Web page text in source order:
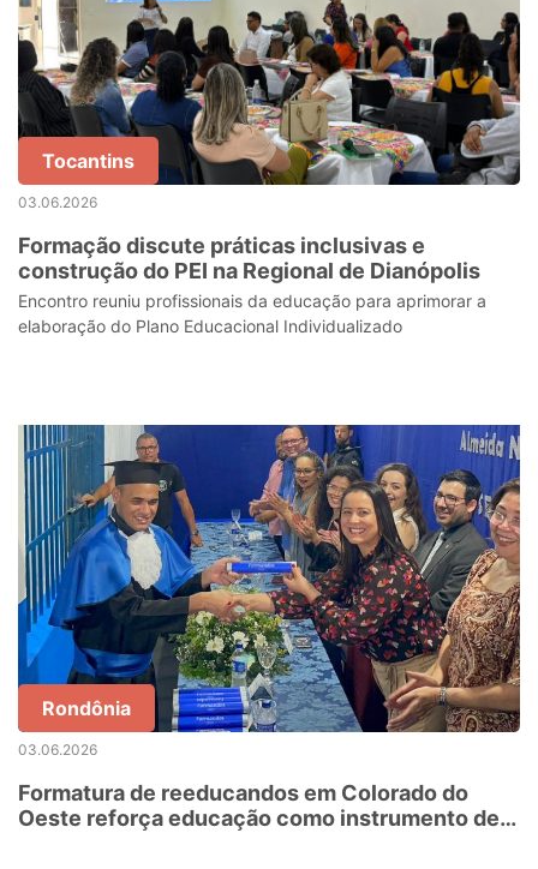
Tocantins
03.06.2026
Formação discute práticas inclusivas e
construção do PEI na Regional de Dianópolis
Encontro reuniu profissionais da educação para aprimorar a
elaboração do Plano Educacional Individualizado
Rondônia
03.06.2026
Formatura de reeducandos em Colorado do
Oeste reforça educação como instrumento de